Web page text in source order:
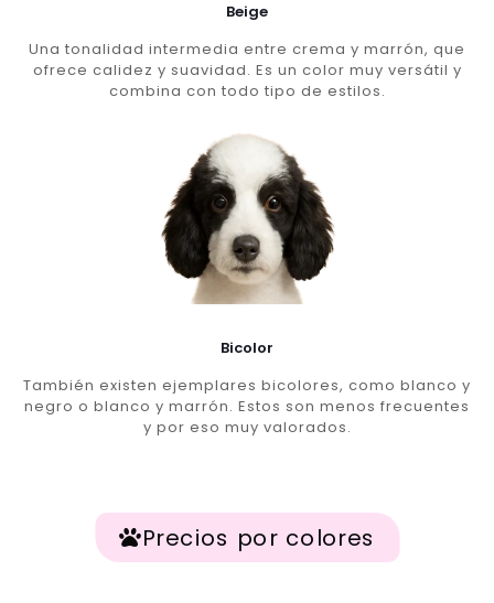
Beige
Una tonalidad intermedia entre crema y marrón, que
ofrece calidez y suavidad. Es un color muy versátil y
combina con todo tipo de estilos.
Bicolor
También existen ejemplares bicolores, como blanco y
negro o blanco y marrón. Estos son menos frecuentes
y por eso muy valorados.
Precios por colores